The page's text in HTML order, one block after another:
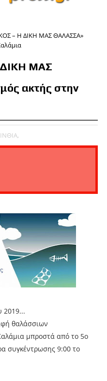
– Η ΔΙΚΗ ΜΑΣ ΘΑΛΑΣΣΑ»
ΜΑΣ
ακτής στην
2019...
θαλάσσιων
μπροστά από το 5ο
συγκέντρωσης 9:00 το